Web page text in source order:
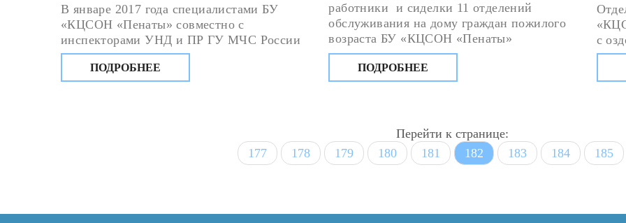
В январе 2017 года специалистами БУ
«КЦСОН «Пенаты» совместно с
инспекторами УНД и ПР ГУ МЧС России
по Омской области проведено 7
подворовых обходов в 24 семьи,
находящихся на социальном обслуживании
ПОДРОБНЕЕ
работники и сиделки 11 отделений
обслуживания на дому граждан пожилого
возраста БУ «КЦСОН «Пенаты»
обслуживают свыше 1300 человек, 150 из
которых – ветераны Великой
Отечественной войны
ПОДРОБНЕЕ
с
Перейти к странице:
177
178 179 180 181 182 183 184 185